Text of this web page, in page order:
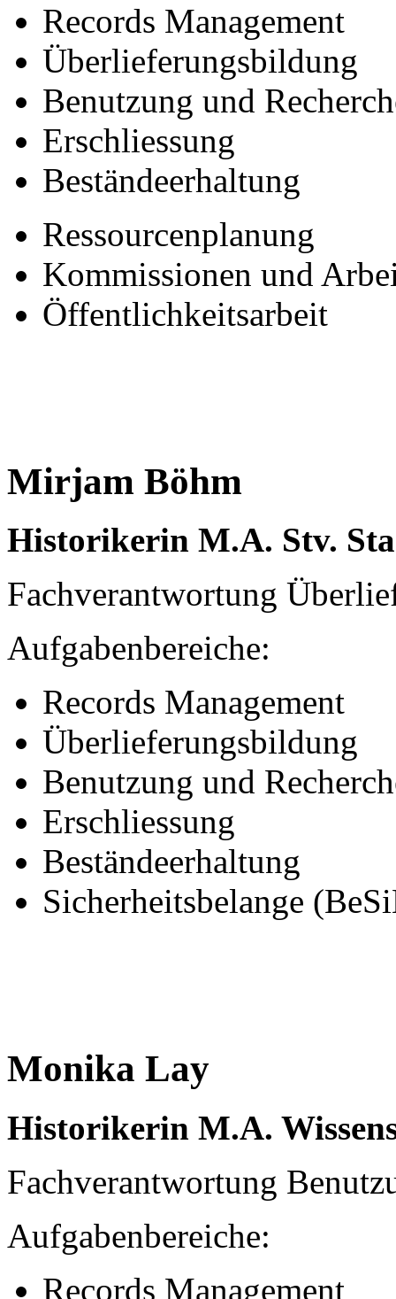
Records Management
Überlieferungsbildung
Benutzung und
Erschliessung
Beständeerhaltung
Ressourcenplanung
Kommissionen und
Öffentlichkeitsarbeit
Mirjam Böhm
Historikerin M.A. Stv.
Fachverantwortung
Aufgabenbereiche:
Records Management
Überlieferungsbildung
Benutzung und
Erschliessung
Beständeerhaltung
Sicherheitsbelange
Monika Lay
Historikerin M.A.
Fachverantwortung
Aufgabenbereiche:
Records Management